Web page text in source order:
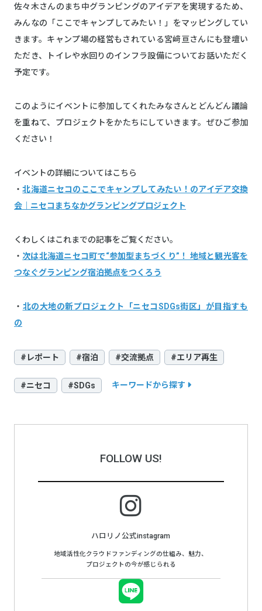
佐々木さんのまち中グランピングのアイデアを実現するため、
みんなの「ここでキャンプしてみたい！」をマッピングしてい
きます。キャンプ場の経営もされている宮﨑亘さんにも登壇い
ただき、トイレや水回りのインフラ設備についてお話いただく
予定です。
このようにイベントに参加してくれたみなさんとどんどん議論
を重ねて、プロジェクトをかたちにしていきます。ぜひご参加
ください！
イベントの詳細についてはこちら
・北海道ニセコのここでキャンプしてみたい！のアイデア交換
会｜ニセコまちなかグランピングプロジェクト
くわしくはこれまでの記事をご覧ください。
・ 次は北海道ニセコ町で“参加型まちづくり”！ 地域と観光客を
つなぐグランピング宿泊拠点をつくろう
・ 北の大地の新プロジェクト「ニセコSDGs街区」が目指すも
の
#レポート #宿泊 #交流拠点 #エリア再生
#ニセコ #SDGs キーワードから探す
FOLLOW US!
ハロリノ公式instagram
地域活性化クラウドファンディングの仕組み、魅力、
プロジェクトの今が感じられる